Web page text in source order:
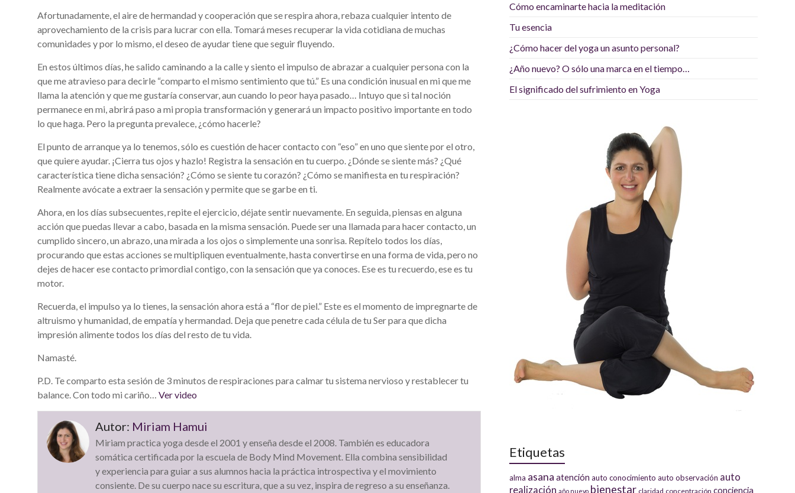
Afortunadamente, el aire de hermandad y cooperación que se respira ahora, rebaza cualquier intento de
aprovechamiento de la crisis para lucrar con ella. Tomará meses recuperar la vida cotidiana de muchas
comunidades y por lo mismo, el deseo de ayudar tiene que seguir fluyendo.
En estos últimos días, he salido caminando a la calle y siento el impulso de abrazar a cualquier persona con la
que me atravieso para decirle “comparto el mismo sentimiento que tú.” Es una condición inusual en mi que me
llama la atención y que me gustaría conservar, aun cuando lo peor haya pasado… Intuyo que si tal noción
permanece en mi, abrirá paso a mi propia transformación y generará un impacto positivo importante en todo
lo que haga. Pero la pregunta prevalece, ¿cómo hacerle?
El punto de arranque ya lo tenemos, sólo es cuestión de hacer contacto con “eso” en uno que siente por el otro,
que quiere ayudar. ¡Cierra tus ojos y hazlo! Registra la sensación en tu cuerpo. ¿Dónde se siente más? ¿Qué
característica tiene dicha sensación? ¿Cómo se siente tu corazón? ¿Cómo se manifiesta en tu respiración?
Realmente avócate a extraer la sensación y permite que se garbe en ti.
Ahora, en los días subsecuentes, repite el ejercicio, déjate sentir nuevamente. En seguida, piensas en alguna
acción que puedas llevar a cabo, basada en la misma sensación. Puede ser una llamada para hacer contacto, un
cumplido sincero, un abrazo, una mirada a los ojos o simplemente una sonrisa. Repítelo todos los días,
procurando que estas acciones se multipliquen eventualmente, hasta convertirse en una forma de vida, pero no
dejes de hacer ese contacto primordial contigo, con la sensación que ya conoces. Ese es tu recuerdo, ese es tu
motor.
Recuerda, el impulso ya lo tienes, la sensación ahora está a “flor de piel.” Este es el momento de impregnarte de
altruismo y humanidad, de empatía y hermandad. Deja que penetre cada célula de tu Ser para que dicha
impresión alimente todos los días del resto de tu vida.
Namasté.
P.D. Te comparto esta sesión de 3 minutos de respiraciones para calmar tu sistema nervioso y restablecer tu
balance. Con todo mi cariño… Ver video
Autor: Miriam Hamui
Miriam practica yoga desde el 2001 y enseña desde el 2008. También es educadora
somática certificada por la escuela de Body Mind Movement. Ella combina sensibilidad
y experiencia para guiar a sus alumnos hacia la práctica introspectiva y el movimiento
consiente. De su cuerpo nace su escritura, que a su vez, inspira de regreso a su enseñanza.
d
e
m
i
l
Cómo encaminarte hacia la meditación
Tu esencia
¿Cómo hacer del yoga un asunto personal?
¿Año nuevo? O sólo una marca en el tiempo…
El significado del sufrimiento en Yoga
Etiquetas
alma asana atención auto conocimiento auto observación auto
realización año nuevo bienestar claridad concentración conciencia